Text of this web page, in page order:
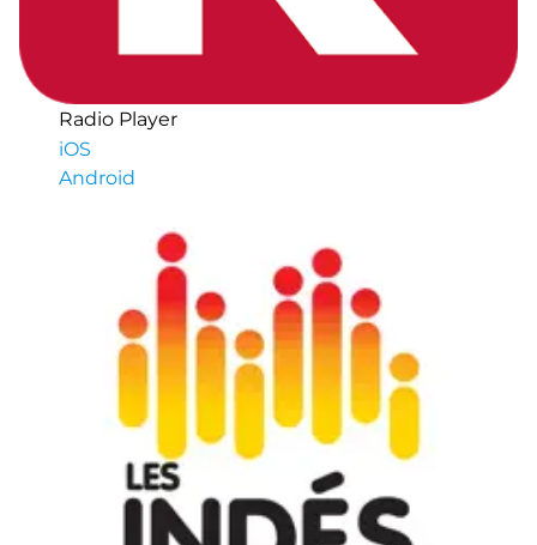
Radio Player
iOS
Android